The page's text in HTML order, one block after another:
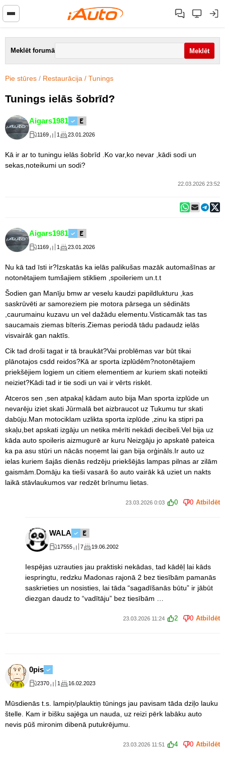
Meklēt forumā
Pie stūres / Restaurācija / Tunings
Tunings ielās šobrīd?
Aigars1981
1169 1 23.01.2026
Kā ir ar to tuningu ielās šobrīd .Ko var,ko nevar ,kādi sodi un
sekas,noteikumi un sodi?
22.03.2026 23:52
Aigars1981
1169 1 23.01.2026
Nu kā tad īsti ir?Izskatās ka ielās palikušas mazāk automašīnas ar
notonētajiem tumšajiem stikliem ,spoileriem un.t.t
Šodien gan Manīju bmw ar veselu kaudzi papildlukturu ,kas
saskrūvēti ar samoreziem pie motora pārsega un sēdināts
,caurumainu kuzavu un vel dažādu elementu.Visticamāk tas tas
saucamais ziemas bīteris.Ziemas periodā tādu padaudz ielās
visvairāk gan naktīs.
Cik tad droši tagat ir tā braukāt?Vai problēmas var būt tikai
plānotajos csdd reidos?Kā ar sporta izplūdēm?notonētajiem
priekšējiem logiem un citiem elementiem ar kuriem skati noteikti
neiziet?Kādi tad ir tie sodi un vai ir vērts riskēt.
Atceros sen ,sen atpakaļ kādam auto bija Man sporta izplūde un
nevarēju iziet skati Jūrmalā bet aizbraucot uz Tukumu tur skati
dabūju.Man motociklam uzlikta sporta izplūde ,zinu ka stipri pa
skaļu,bet apskati izgāju un netika mērīti nekādi decibeli.Vel bija uz
kāda auto spoileris aizmugurē ar kuru Neizgāju jo apskatē pateica
ka pa asu stūri un nācās noņemt lai gan bija orģināls.Ir auto uz
ielas kuriem šajās dienās redzēju priekšējās lampas pilnas ar zilām
gaismām.Domāju ka tieši vasarā šo auto vairāk kā uziet un nakts
laikā stāvlaukumos var redzēt brīnumu lietas.
23.03.2026 0:03 0 0 Atbildēt
WALA
17555 7 19.06.2002
Iespējas uzrauties jau praktiski nekādas, tad kādēļ lai kāds
iespringtu, redzku Madonas rajonā 2 bez tiesībām pamanās
saskrieties un nosisties, lai tāda “sagadīšanās būtu” ir jābūt
diezgan daudz to “vadītāju” bez tiesībām …
23.03.2026 11:24 2 0 Atbildēt
0pis
2370 1 16.02.2023
Mūsdienās t.s. lampiņ/plauktiņ tūnings jau pavisam tāda dziļo lauku
štelle. Kam ir bišku sajēga un nauda, uz reizi pērk labāku auto
nevis pūš mironim dibenā putukrējumu.
23.03.2026 11:51 4 0 Atbildēt